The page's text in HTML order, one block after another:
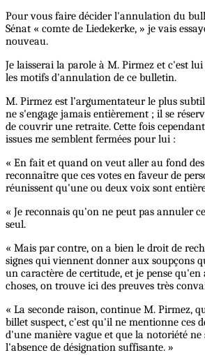
Pour vous faire décider l'annulation du
Sénat « comte de Liedekerke, » je vais
nouveau.
Je laisserai la parole à M. Pirmez et c'est
les motifs d'annulation de ce bulletin.
M. Pirmez est l’argumentateur le plus
ne s'engage jamais entièrement ; il se
de couvrir une retraite. Cette fois
issues me semblent fermées pour lui :
« En fait et quand on veut aller au fond
reconnaître que ces votes en faveur de
réunissent qu'une ou deux voix sont
« Je reconnais qu'on ne peut pas annuler
seul.
« Mais par contre, on a bien le droit de
signes qui viennent donner aux soupçons
un caractère de certitude, et je pense
choses, on trouve ici des preuves très
« La seconde raison, continue M. Pirmez,
billet suspect, c'est qu'il ne mentionne ces
d'une manière vague et que la notoriété ne
l'absence de désignation suffisante. »